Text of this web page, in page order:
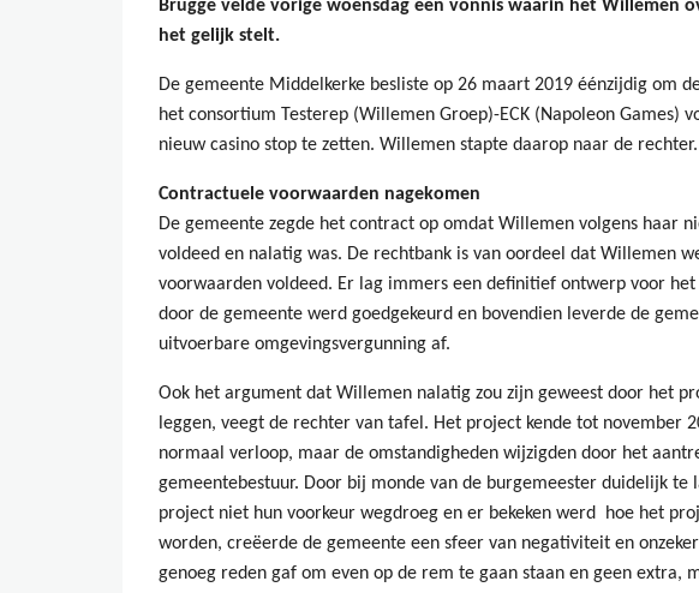
Brugge velde vorige woensdag een vonnis waarin het Willemen
het gelijk stelt.
De gemeente Middelkerke besliste op 26 maart 2019 éénzijdig om
het consortium Testerep (Willemen Groep)-ECK (Napoleon Games)
nieuw casino stop te zetten. Willemen stapte daarop naar de rechter.
Contractuele voorwaarden nagekomen
De gemeente zegde het contract op omdat Willemen volgens haar
voldeed en nalatig was. De rechtbank is van oordeel dat Willemen
voorwaarden voldeed. Er lag immers een definitief ontwerp voor
door de gemeente werd goedgekeurd en bovendien leverde de
uitvoerbare omgevingsvergunning af.
Ook het argument dat Willemen nalatig zou zijn geweest door het
leggen, veegt de rechter van tafel. Het project kende tot november
normaal verloop, maar de omstandigheden wijzigden door het
gemeentebestuur. Door bij monde van de burgemeester duidelijk te
project niet hun voorkeur wegdroeg en er bekeken werd hoe het
worden, creëerde de gemeente een sfeer van negativiteit en
genoeg reden gaf om even op de rem te gaan staan en geen extra,